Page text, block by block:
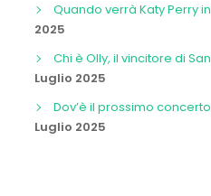
Quando verrà Katy Perry
2025
Chi è Olly, il vincitore di
Luglio 2025
Dov’è il prossimo
Luglio 2025